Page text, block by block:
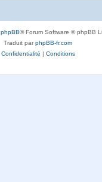
phpBB® Forum Software © phpBB
Traduit parphpBB-fr.com
Confidentialité | Conditions